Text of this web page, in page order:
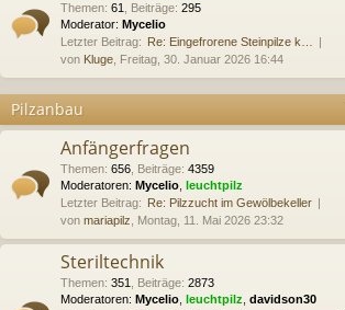
Themen: 61 Beiträge: 295
Moderator: Mycelio
Letzter Beitrag: Re: Eingefrorene Steinpilze k…
von Kluge , Freitag, 30. Januar 2026 16:44
Pilzanbau
Anfängerfragen
Themen: 656 Beiträge: 4359
Moderatoren: Mycelio leuchtpilz
Letzter Beitrag: Re: Pilzzucht im Gewölbekeller
von mariapilz , Montag, 11. Mai 2026 23:32
Steriltechnik
Themen: 351 Beiträge: 2873
Moderatoren: Mycelio leuchtpilz davidson30